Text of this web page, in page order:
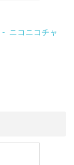
ニコニコチャ